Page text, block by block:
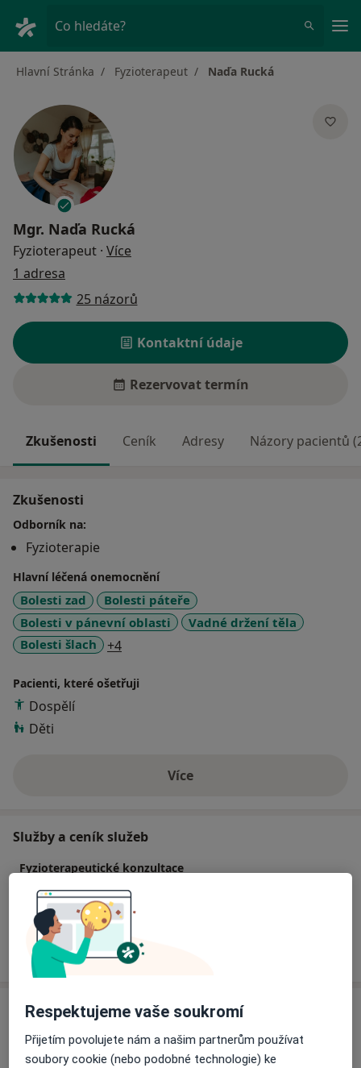
Co hledáte?
Hlavní Stránka Fyzioterapeut Naďa Rucká
Mgr. Naďa Rucká
Fyzioterapeut · Více
1 adresa
25 názorů
Kontaktní údaje
Rezervovat termín
Zkušenosti Ceník Adresy Názory pacientů
Zkušenosti
Odborník na:
Fyzioterapie
Hlavní léčená onemocnění
Bolesti zad
Bolesti páteře
Bolesti v pánevní oblasti
Vadné držení těla
Bolesti šlach
+4a11y_sr_more_diseases
Pacienti, které ošetřuji
Dospělí
Děti
Víceo zkušenostech
Služby a ceník služeb
Fyzioterapeutické konzultace
1 300 Kč Detaily
Jak fungují ceny?
Adresa
Soukromá ordinace
Respektujeme vaše soukromí
Přijetím povolujete nám a našim partnerům používat
soubory cookie (nebo podobné technologie) ke